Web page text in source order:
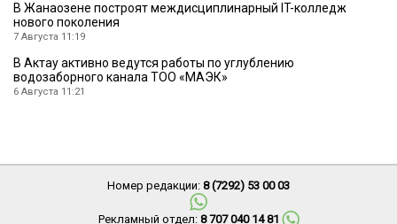
В Жанаозене построят междисциплинарный IT-колледж
нового поколения
7 Августа 11:19
В Актау активно ведутся работы по углублению
водозаборного канала ТОО «МАЭК»
6 Августа 11:21
Номер редакции: 8 (7292) 53 00 03
Рекламный отдел: 8 707 040 14 81